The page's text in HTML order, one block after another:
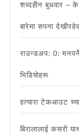
शब्दहीन बुधवार –
बारेमा सपना
राउन्डअप: 0:
भिडियोहरू
हत्यारा टेकआउट
बिरालालाई कसरी